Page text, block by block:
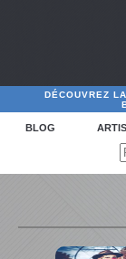
DÉCOUVREZ
BLOG